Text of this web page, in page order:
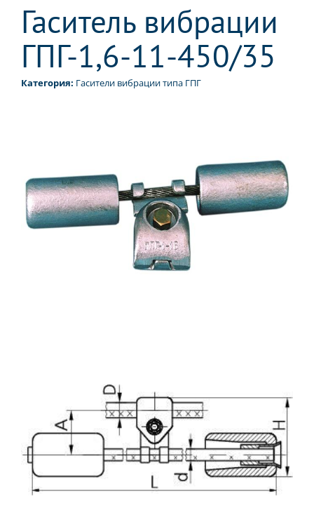
Гаситель вибрации
ГПГ-1,6-11-450/35
Категория: Гасители вибрации типа ГПГ